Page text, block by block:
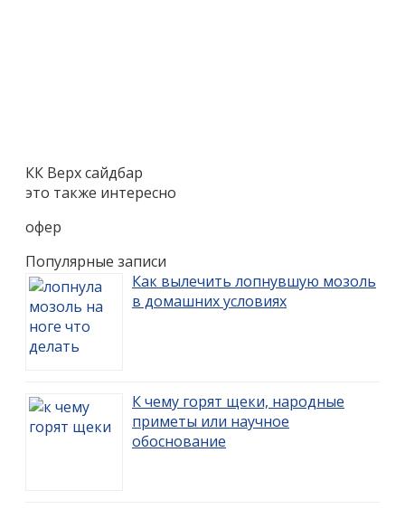
КК Верх сайдбар
это также интересно
офер
Популярные записи
Как вылечить лопнувшую мозоль
в домашних условиях
К чему горят щеки, народные
приметы или научное
обоснование